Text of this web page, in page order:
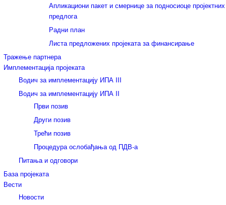
Апликациони пакет и смернице за подносиоце пројектних
предлога
Радни план
Листа предложених пројеката за финансирање
Тражење партнера
Имплементација пројеката
Водич за имплементацију ИПА III
Водич за имплементацију ИПА II
Први позив
Други позив
Трећи позив
Процедура ослобађања од ПДВ-а
Питања и одговори
База пројеката
Вести
Новости